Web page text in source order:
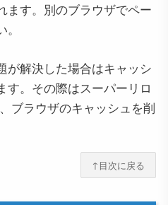
ます。別のブラウザでペー
が解決した場合はキャッシ
す。その際はスーパーリロ
ブラウザのキャッシュを削
↑目次に戻る